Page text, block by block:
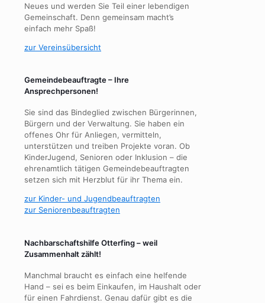
Neues und werden Sie Teil einer lebendigen
Gemeinschaft. Denn gemeinsam macht’s
einfach mehr Spaß!
zur Vereinsübersicht
Gemeindebeauftragte – Ihre
Ansprechpersonen!
Sie sind das Bindeglied zwischen Bürgerinnen,
Bürgern und der Verwaltung. Sie haben ein
offenes Ohr für Anliegen, vermitteln,
unterstützen und treiben Projekte voran. Ob
KinderJugend, Senioren oder Inklusion – die
ehrenamtlich tätigen Gemeindebeauftragten
setzen sich mit Herzblut für ihr Thema ein.
zur Kinder- und Jugendbeauftragten
zur Seniorenbeauftragten
Nachbarschaftshilfe Otterfing – weil
Zusammenhalt zählt!
Manchmal braucht es einfach eine helfende
Hand – sei es beim Einkaufen, im Haushalt oder
für einen Fahrdienst. Genau dafür gibt es die